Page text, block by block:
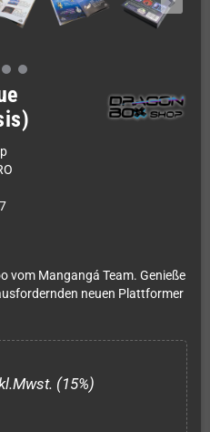
vom Mangangá Team. Genieße
neuen Plattformer
(15%)